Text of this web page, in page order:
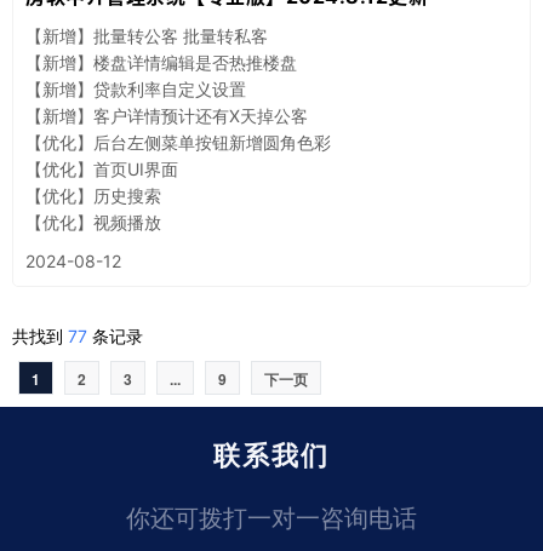
【新增】批量转公客 批量转私客
【新增】楼盘详情编辑是否热推楼盘
【新增】贷款利率自定义设置
【新增】客户详情预计还有X天掉公客
【优化】后台左侧菜单按钮新增圆角色彩
【优化】首页UI界面
【优化】历史搜索
【优化】视频播放
2024-08-12
共找到 77 条记录
1 2 3 ... 9 下一页
联系我们
你还可拨打一对一咨询电话